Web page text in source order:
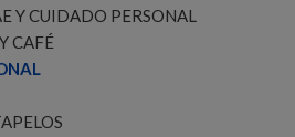
Y CUIDADO PERSONAL
CAFÉ